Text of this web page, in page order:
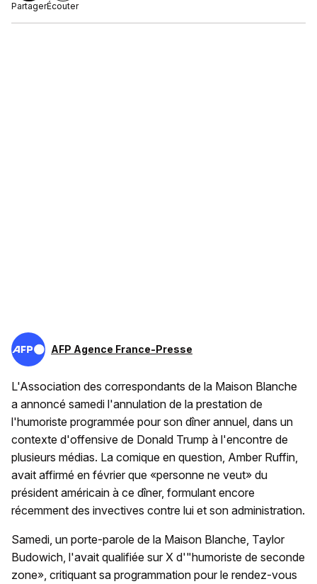
PartagerÉcouter
AFP Agence France-Presse
L'Association des correspondants de la Maison Blanche
a annoncé samedi l'annulation de la prestation de
l'humoriste programmée pour son dîner annuel, dans un
contexte d'offensive de Donald Trump à l'encontre de
plusieurs médias. La comique en question, Amber Ruffin,
avait affirmé en février que «personne ne veut» du
président américain à ce dîner, formulant encore
récemment des invectives contre lui et son administration.
Samedi, un porte-parole de la Maison Blanche, Taylor
Budowich, l'avait qualifiée sur X d'"humoriste de seconde
zone», critiquant sa programmation pour le rendez-vous